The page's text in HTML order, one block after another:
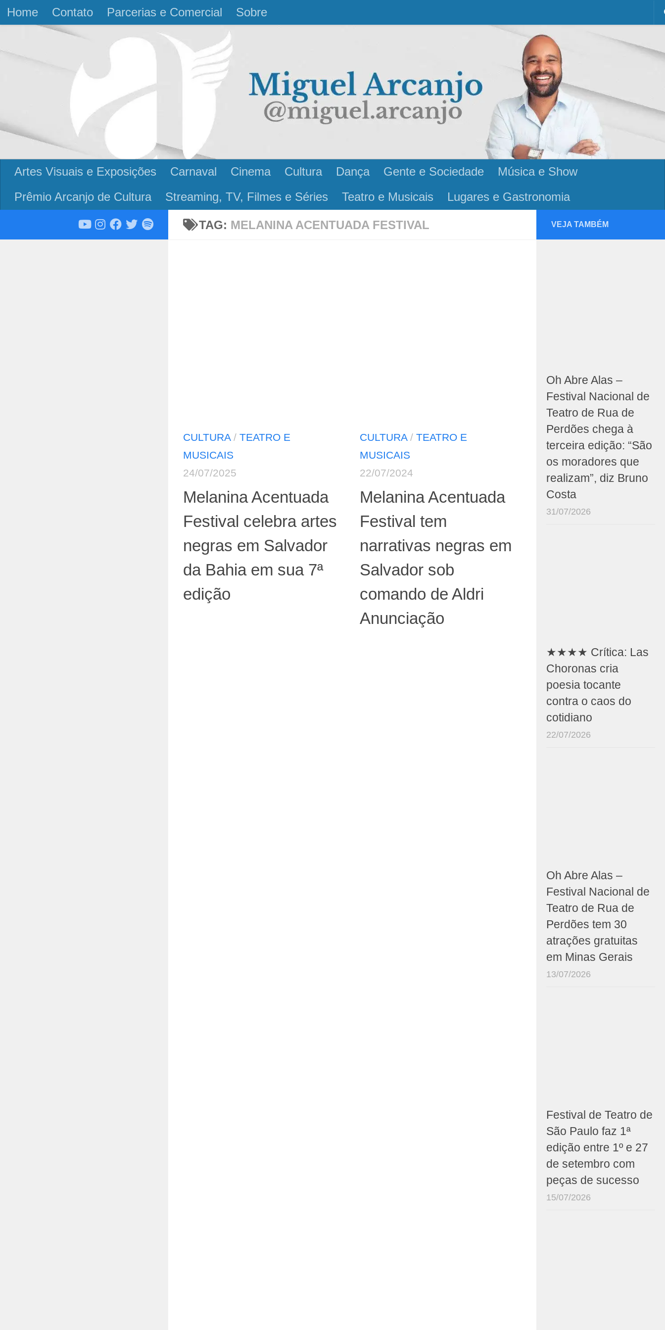
Skip to content
Home Contato Parcerias e Comercial Sobre
Artes Visuais e Exposições Carnaval Cinema Cultura Dança Gente e Sociedade
Música e Show
Prêmio Arcanjo de Cultura
Streaming, TV, Filmes e Séries Teatro e Musicais Lugares e Gastronomia
TAG: MELANINA ACENTUADA FESTIVAL
CULTURA/ TEATRO E
MUSICAIS
24/07/2025
Melanina Acentuada
Festival celebra artes
negras em Salvador
da Bahia em sua 7ª
edição
CULTURA/ TEATRO E
MUSICAIS
22/07/2024
Melanina Acentuada
Festival tem
narrativas negras em
Salvador sob
comando de Aldri
Anunciação
VEJA TAMBÉM
Oh Abre Alas –
Festival Nacional de
Teatro de Rua de
Perdões chega à
terceira edição: “São
os moradores que
realizam”, diz Bruno
Costa
31/07/2026
★★★★ Crítica: Las
Choronas cria
poesia tocante
contra o caos do
cotidiano
22/07/2026
Oh Abre Alas –
Festival Nacional de
Teatro de Rua de
Perdões tem 30
atrações gratuitas
em Minas Gerais
13/07/2026
Festival de Teatro de
São Paulo faz 1ª
edição entre 1º e 27
de setembro com
peças de sucesso
15/07/2026